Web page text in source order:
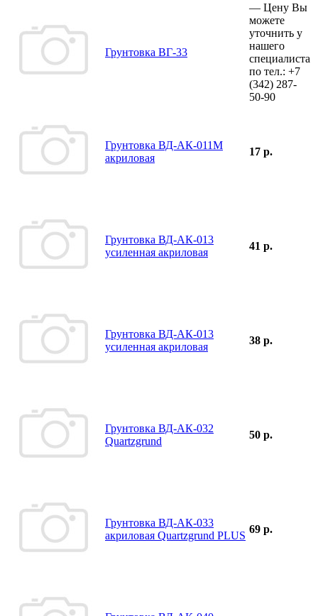
Грунтовка ВГ-33
— Цену Вы
можете
уточнить у
нашего
специалиста
по тел.: +7
(342) 287-
50-90
Грунтовка ВД-АК-011М
акриловая
17 р.
Грунтовка ВД-АК-013
усиленная акриловая
41 р.
Грунтовка ВД-АК-013
усиленная акриловая
38 р.
Грунтовка ВД-АК-032
Quartzgrund
50 р.
Грунтовка ВД-АК-033
акриловая Quartzgrund PLUS
69 р.